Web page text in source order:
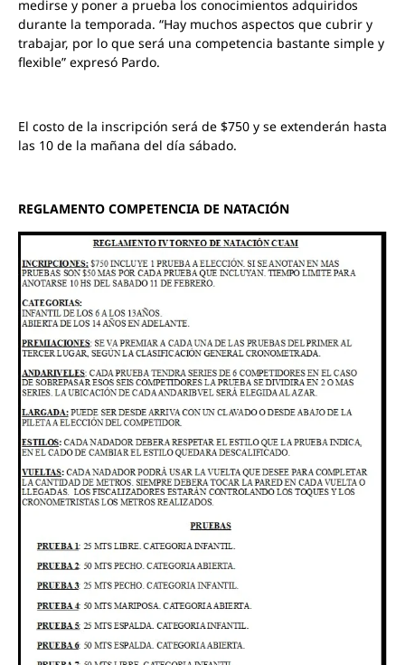
medirse y poner a prueba los conocimientos adquiridos
durante la temporada. “Hay muchos aspectos que cubrir y
trabajar, por lo que será una competencia bastante simple y
flexible” expresó Pardo.
El costo de la inscripción será de $750 y se extenderán hasta
las 10 de la mañana del día sábado.
REGLAMENTO COMPETENCIA DE NATACIÓN